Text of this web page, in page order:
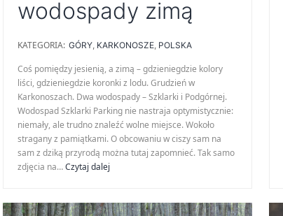
wodospady zimą
KATEGORIA: GÓRY, KARKONOSZE, POLSKA
Coś pomiędzy jesienią, a zimą – gdzieniegdzie kolory
liści, gdzieniegdzie koronki z lodu. Grudzień w
Karkonoszach. Dwa wodospady – Szklarki i Podgórnej.
Wodospad Szklarki Parking nie nastraja optymistycznie:
niemały, ale trudno znaleźć wolne miejsce. Wokoło
stragany z pamiątkami. O obcowaniu w ciszy sam na
sam z dziką przyrodą można tutaj zapomnieć. Tak samo
zdjęcia na…Czytaj dalej